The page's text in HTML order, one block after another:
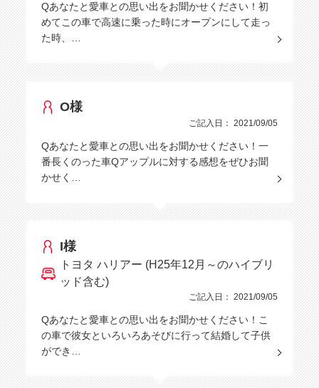
Qあなたと愛車との思い出をお聞かせください！初
めてこの車で高速に乗った時にオープンにして走っ
た時、…
O様
ご記入日： 2021/09/05
Qあなたと愛車との思い出をお聞かせください！一
番長くのった車Qアップルに対する感想をぜひお聞
かせく…
I様
トヨタ ハリアー (H25年12月～のハイブリ
ッド含む)
ご記入日： 2021/09/05
Qあなたと愛車との思い出をお聞かせください！こ
の車で彼女といろいろあそびに行って結婚して子供
ができ…